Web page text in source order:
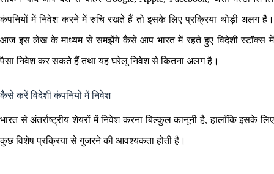
कंपनियों में निवेश करने में रुचि रखते हैं तो इसके लिए प्रक्रिया थोड़ी अलग है।
आज इस लेख के माध्यम से समझेंगे कैसे आप भारत में रहते हुए विदेशी स्टॉक्स में
पैसा निवेश कर सकते हैं तथा यह घरेलू निवेश से कितना अलग है।
कैसे करें विदेशी कंपनियों में निवेश
भारत से अंतर्राष्ट्रीय शेयरों में निवेश करना बिल्कुल कानूनी है, हालाँकि इसके लिए
कुछ विशेष प्रक्रिया से गुजरने की आवश्यकता होती है।